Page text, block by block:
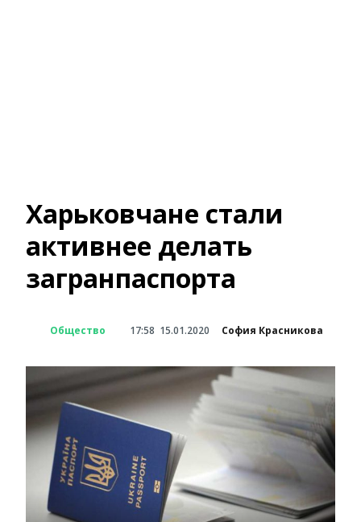
Харьковчане стали
активнее делать
загранпаспорта
Общество 17:58 15.01.2020 София Красникова